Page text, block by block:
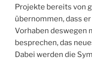
Projekte bereits von
übernommen, dass
Vorhaben deswegen
besprechen, das
Dabei werden die